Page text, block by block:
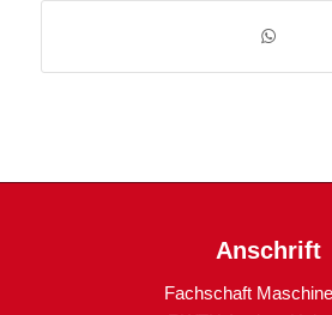
Anschrift
Fachschaft